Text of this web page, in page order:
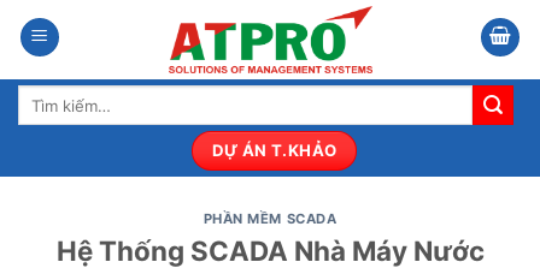
qua
nội
dung
Tìm
DỰ ÁN T.KHẢO
PHẦN MỀM SCADA
Hệ Thống SCADA Nhà Máy Nước